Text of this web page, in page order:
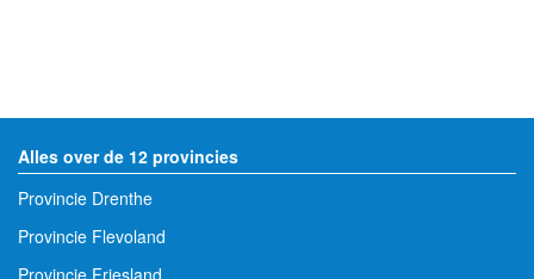
Provincie Drenthe
Provincie Flevoland